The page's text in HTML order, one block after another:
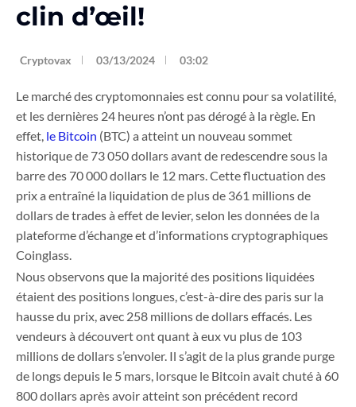
clin d’œil!
Cryptovax 03/13/2024 03:02
Le marché des cryptomonnaies est connu pour sa volatilité,
et les dernières 24 heures n’ont pas dérogé à la règle. En
effet, le Bitcoin (BTC) a atteint un nouveau sommet
historique de 73 050 dollars avant de redescendre sous la
barre des 70 000 dollars le 12 mars. Cette fluctuation des
prix a entraîné la liquidation de plus de 361 millions de
dollars de trades à effet de levier, selon les données de la
plateforme d’échange et d’informations cryptographiques
Coinglass.
Nous observons que la majorité des positions liquidées
étaient des positions longues, c’est-à-dire des paris sur la
hausse du prix, avec 258 millions de dollars effacés. Les
vendeurs à découvert ont quant à eux vu plus de 103
millions de dollars s’envoler. Il s’agit de la plus grande purge
de longs depuis le 5 mars, lorsque le Bitcoin avait chuté à 60
800 dollars après avoir atteint son précédent record